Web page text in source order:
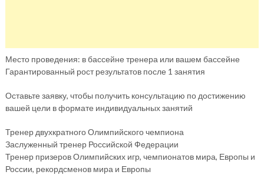
Место проведения: в бассейне тренера или вашем бассейне
Гарантированный рост результатов после 1 занятия
Оставьте заявку, чтобы получить консультацию по достижению
вашей цели в формате индивидуальных занятий
Тренер двухкратного Олимпийского чемпиона
Заслуженный тренер Российской Федерации
Тренер призеров Олимпийских игр, чемпионатов мира, Европы и
России, рекордсменов мира и Европы